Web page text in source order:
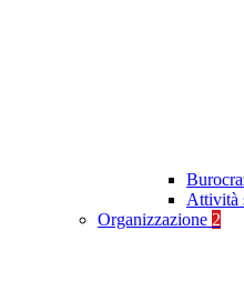
Attività
Organizzazione 2